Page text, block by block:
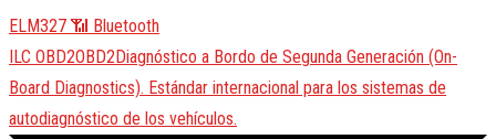
ELM327 📶 Bluetooth
ILC OBD2OBD2Diagnóstico a Bordo de Segunda Generación (On-
Board Diagnostics). Estándar internacional para los sistemas de
autodiagnóstico de los vehículos.